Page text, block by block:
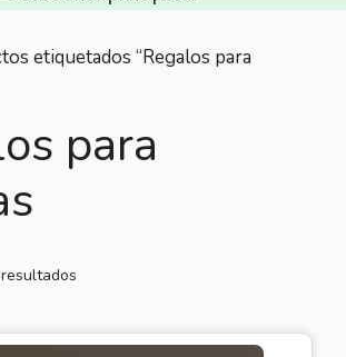
etiquetados “Regalos para
para